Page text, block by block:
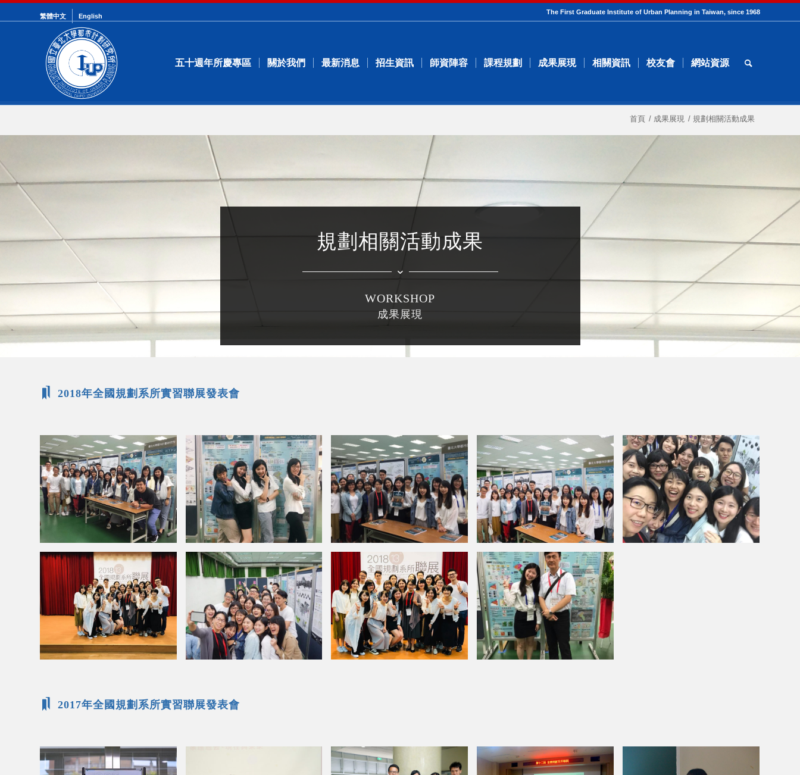
繁體中文 English
The First Graduate Institute of Urban Planning in Taiwan, since 1968
五十週年所慶專區 關於我們 最新消息 招生資訊 師資陣容 課程規劃 成果展現 相關資訊 校友會 網站資源
首頁 / 成果展現 / 規劃相關活動成果
規劃相關活動成果
WORKSHOP
成果展現
2018年全國規劃系所實習聯展發表會
2017年全國規劃系所實習聯展發表會